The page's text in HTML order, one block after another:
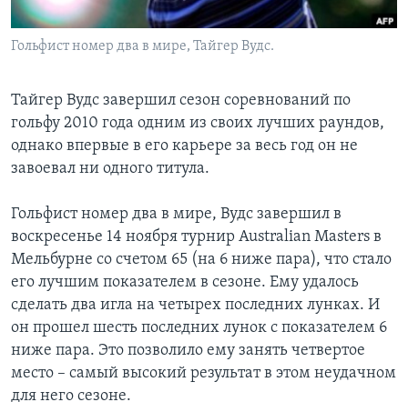
Learning English
Языки
Гольфист номер два в мире, Тайгер Вудс.
Тайгер Вудс завершил сезон соревнований по
гольфу 2010 года одним из своих лучших раундов,
однако впервые в его карьере за весь год он не
завоевал ни одного титула.
Гольфист номер два в мире, Вудс завершил в
воскресенье 14 ноября турнир Australian Masters в
Мельбурне со счетом 65 (на 6 ниже пара), что стало
его лучшим показателем в сезоне. Ему удалось
сделать два игла на четырех последних лунках. И
он прошел шесть последних лунок с показателем 6
ниже пара. Это позволило ему занять четвертое
место – самый высокий результат в этом неудачном
для него сезоне.